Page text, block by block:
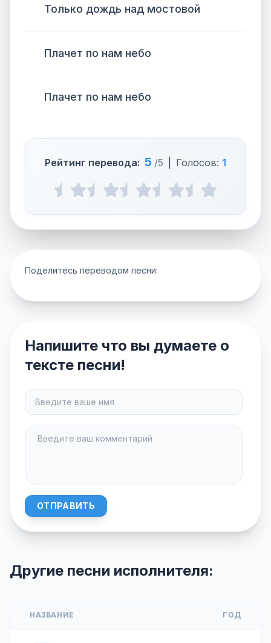
Только дождь над мостовой
Плачет по нам небо
Плачет по нам небо
Рейтинг перевода: 5 /5 Голосов: 1
Поделитесь переводом песни:
Напишите что вы думаете о
тексте песни!
ОТПРАВИТЬ
Другие песни исполнителя:
НАЗВАНИЕ ГОД